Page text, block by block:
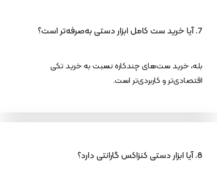
7. آیا خرید ست کامل ابزار دستی به‌صرفه‌تر است؟
بله، خرید ست‌های چندکاره نسبت به خرید تکی
اقتصادی‌تر و کاربردی‌تر است.
8. آیا ابزار دستی کنزاکس گارانتی دارد؟